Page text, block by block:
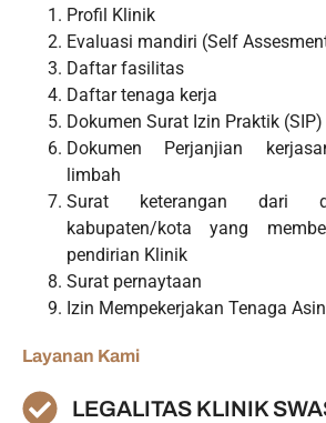
Layanan Kami
LEGALITAS KLINIK
Profil Klinik
Evaluasi mandiri (Self
Daftar fasilitas
Daftar tenaga kerja
Dokumen Surat Izin Praktik (SIP)
Dokumen Perjanjian
limbah
Surat keterangan dari
kabupaten/kota yang
pendirian Klinik
Surat pernaytaan
Izin Mempekerjakan Tenaga